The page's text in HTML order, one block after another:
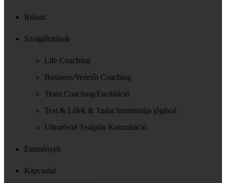
Rólam
Szolgáltatások
Life Coaching
Business/Vezetői Coaching
Team Coaching/Facilitáció
Test & Lélek & Tudat harmóniája jógával
Ultrarövid Terápiás Konzultáció
Események
Kapcsolat